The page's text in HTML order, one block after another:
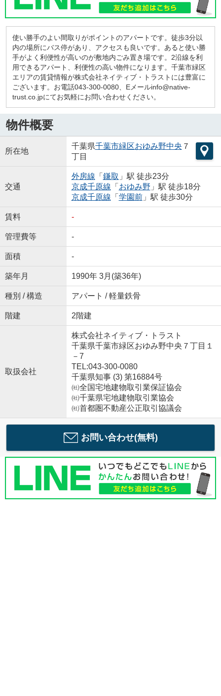
使い勝手のよい間取りがポイントのアパートです。徒歩3分以
内の場所にバス停があり、アクセスも良いです。あると使い勝
手がよく利便性が高いのが敷地内ごみ置き場です。2沿線を利
用できるアパート、利便性の高い物件になります。千葉市緑区
エリアの賃貸情報が株式会社ネイティブ・トラストには豊富に
ございます。お電話043-300-0080、Eメールinfo@native-
trust.co.jpにてお気軽にお問い合わせください。
物件概要
所在地
千葉県千葉市緑区おゆみ野中央 ７
丁目
交通
外房線 「 鎌取 」駅 徒歩23分
京成千原線 「 おゆみ野 」駅 徒歩18分
京成千原線 「 学園前」駅 徒歩30分
賃料 -
管理費等 -
面積 -
築年月 1990年 3月(築36年)
種別 / 構造 アパート / 軽量鉄骨
階建 2階建
取扱会社
株式会社ネイティブ・トラスト
千葉県千葉市緑区おゆみ野中央７丁目１
－7
TEL:043-300-0080
千葉県知事 (3) 第16884号
㈳全国宅地建物取引業保証協会
㈳千葉県宅地建物取引業協会
㈳首都圏不動産公正取引協議会
お問い合わせ(無料)